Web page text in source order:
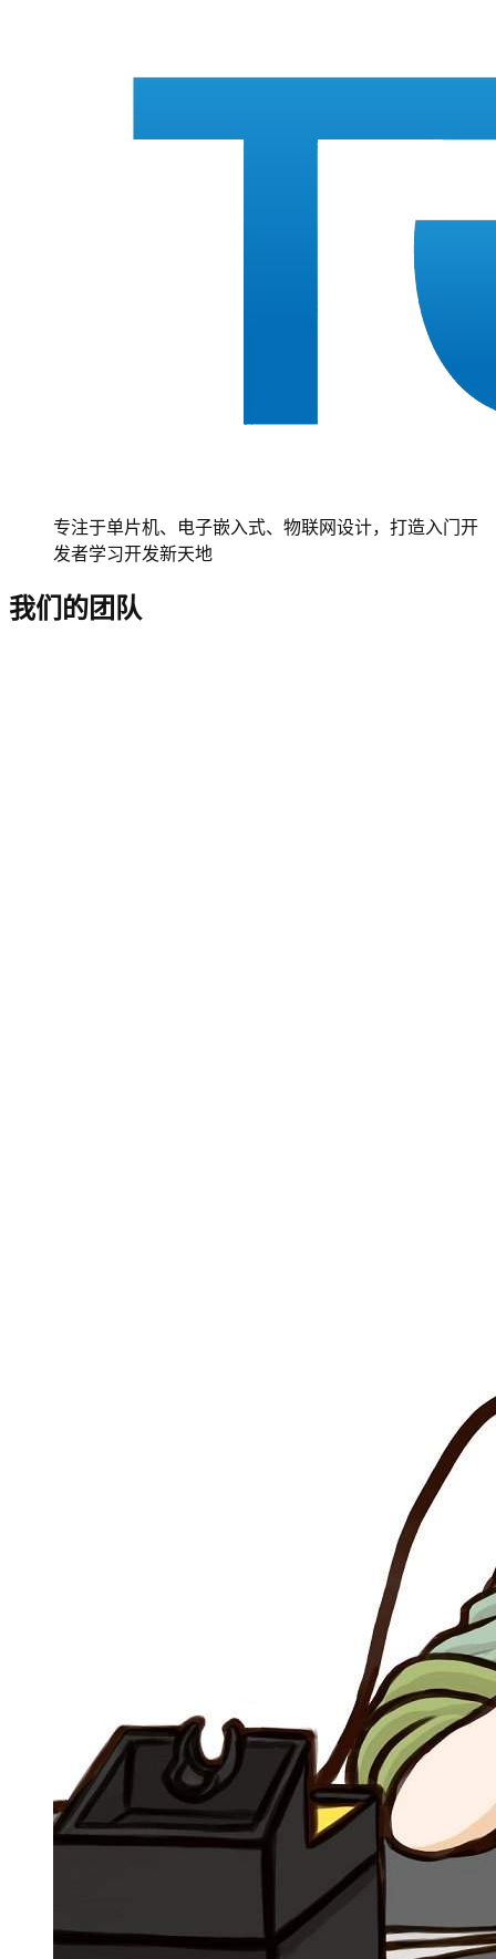
专注于单片机、电子嵌入式、物联网设计，打造入门开
发者学习开发新天地
我们的团队